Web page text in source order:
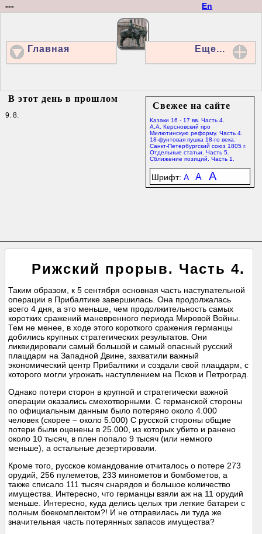
En
---
Главная Еще...
Свежее на сайте
Казаки 16 - 17 вв. Часть 4.
А.А. Керсновский про
Милютинскую реформу. Часть 4.
18-фунтовая пушка 18-го века.
Санкт-Петербургский союз 1805 г.
Отдельные статьи. Часть 5.
Сближение позиций. Часть 1.
Шрифт: A A A
В этот день в прошлом
9. 8.
Рижский прорыв. Часть 4.
Таким образом, к 5 сентября основная часть наступательной
операции в Прибалтике завершилась. Она продолжалась
всего 4 дня, а это меньше, чем продолжительность самых
коротких сражений маневренного периода Мировой Войны.
Тем не менее, в ходе этого короткого сражения германцы
добились крупных стратегических результатов. Они
ликвидировали самый большой и самый опасный русский
плацдарм на Западной Двине, захватили важный
экономический центр Прибалтики и создали свой плацдарм, с
которого могли угрожать наступлением на Псков и Петроград.
Однако потери сторон в крупной и стратегически важной
операции оказались смехотворными. С германской стороны
по официальным данным было потеряно около 4.000
человек (скорее – около 5.000) С русской стороны общие
потери были оценены в 25.000, из которых убито и ранено
около 10 тысяч, в плен попало 9 тысяч (или немного
меньше), а остальные дезертировали.
Кроме того, русское командование отчиталось о потере 273
орудий, 256 пулеметов, 233 минометов и бомбометов, а
также списало 111 тысяч снарядов и большое количество
имущества. Интересно, что германцы взяли аж на 11 орудий
меньше. Интересно, куда делись целых три легкие батареи с
полным боекомплектом?! И не отправилась ли туда же
значительная часть потерянных запасов имущества?